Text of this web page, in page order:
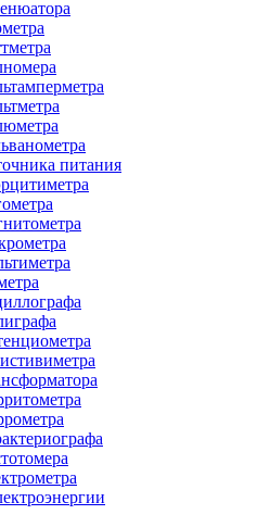
питания